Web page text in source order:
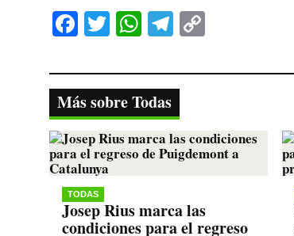
Fa
ce
bo
ok
T
wi
tte
r
W
ha
ts
A
pp
Te
le
gr
a
m
y
Más sobre Todas
TODAS
Josep Rius marca las
condiciones para el regreso